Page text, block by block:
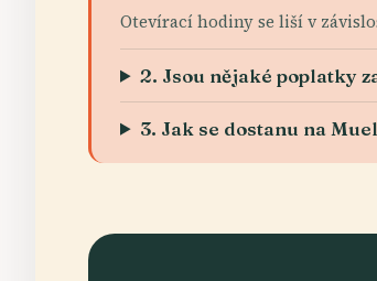
Otevírací hodiny se liší v
2. Jsou nějaké poplatky
3. Jak se dostanu na